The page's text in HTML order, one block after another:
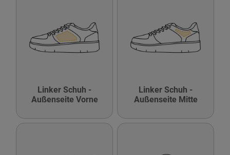
Linker Schuh -
Außenseite Vorne
Linker Schuh -
Außenseite Mitte